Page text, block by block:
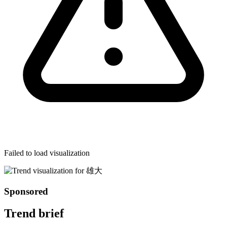
Failed to load visualization
Sponsored
Trend brief